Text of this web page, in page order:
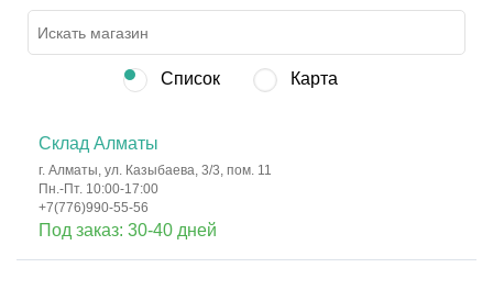
Список Карта
Склад Алматы
г. Алматы, ул. Казыбаева, 3/3, пом. 11
Пн.-Пт. 10:00-17:00
+7(776)990-55-56
Под заказ: 30-40 дней